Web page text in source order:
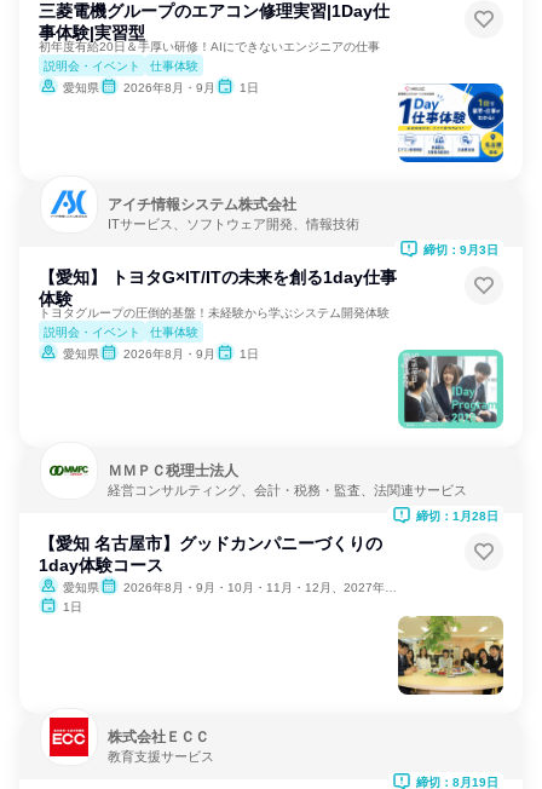
三菱電機グループのエアコン修理実習|1Day仕
事体験|実習型
初年度有給20日＆手厚い研修！AIにできないエンジニアの仕事
説明会・イベント
仕事体験
愛知県
2026年8月・9月 1日
アイチ情報システム株式会社
ITサービス、ソフトウェア開発、情報技術
【愛知】 トヨタG×IT/ITの未来を創る1day仕事
体験
トヨタグループの圧倒的基盤！未経験から学ぶシステム開発体験
説明会・イベント
仕事体験
愛知県
2026年8月・9月 1日
締切：9月3日
ＭＭＰＣ税理士法人
経営コンサルティング、会計・税務・監査、法関連サービス
【愛知 名古屋市】グッドカンパニーづくりの
1day体験コース
愛知県
2026年8月・9月・10月・11月・12月、2027年1月・2月
1日
締切：1月28日
株式会社ＥＣＣ
教育支援サービス
締切：8月19日